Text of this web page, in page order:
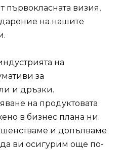
визия,
на нашите
на
за
и дръзки.
на продуктовата
в бизнес плана ни.
и допълваме
ви осигурим още по-